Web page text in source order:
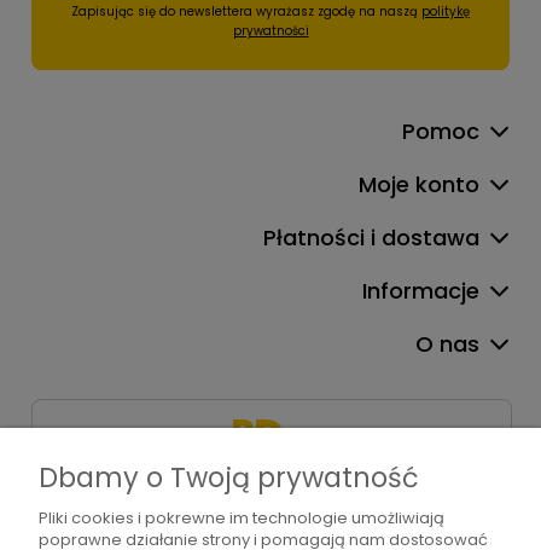
Zapisując się do newslettera wyrażasz zgodę na naszą politykę
prywatności
Pomoc
Moje konto
Płatności i dostawa
Informacje
O nas
+48 571 310 234
Dbamy o Twoją prywatność
Pliki cookies i pokrewne im technologie umożliwiają
poprawne działanie strony i pomagają nam dostosować